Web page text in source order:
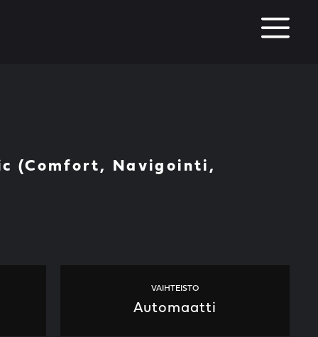
(Comfort, Navigointi,
VAIHTEISTO
Automaatti